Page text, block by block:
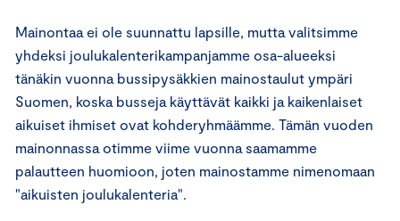
Mainontaa ei ole suunnattu lapsille, mutta valitsimme
yhdeksi joulukalenterikampanjamme osa-alueeksi
tänäkin vuonna bussipysäkkien mainostaulut ympäri
Suomen, koska busseja käyttävät kaikki ja kaikenlaiset
aikuiset ihmiset ovat kohderyhmäämme. Tämän vuoden
mainonnassa otimme viime vuonna saamamme
palautteen huomioon, joten mainostamme nimenomaan
"aikuisten joulukalenteria".